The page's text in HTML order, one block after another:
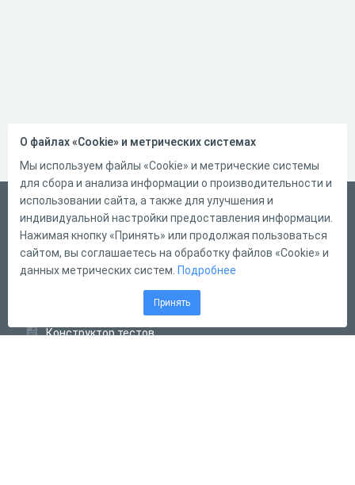
Русский
Справка
Форма обратной связи
Конструктор тестов
О файлах «Cookie» и метрических системах
Мы используем файлы «Cookie» и метрические системы
для сбора и анализа информации о производительности и
использовании сайта, а также для улучшения и
индивидуальной настройки предоставления информации.
Нажимая кнопку «Принять» или продолжая пользоваться
сайтом, вы соглашаетесь на обработку файлов «Cookie» и
данных метрических систем. Подробнее
Принять